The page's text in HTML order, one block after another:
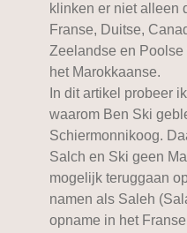
klinken er niet alleen
Franse, Duitse,
Zeelandse en
het Marokkaanse.
In dit artikel probeer
waarom Ben Ski
Schiermonnikoog.
Salch en Ski geen
mogelijk teruggaan
namen als Saleh
opname in het